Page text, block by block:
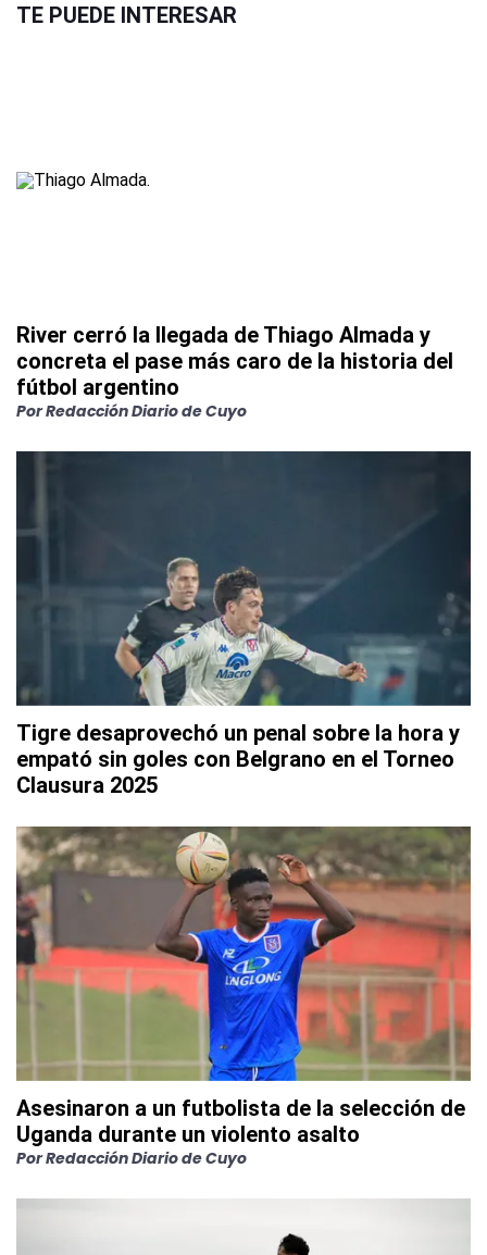
TE PUEDE INTERESAR
River cerró la llegada de Thiago Almada y
concreta el pase más caro de la historia del
fútbol argentino
PorRedacción Diario de Cuyo
Tigre desaprovechó un penal sobre la hora y
empató sin goles con Belgrano en el Torneo
Clausura 2025
Asesinaron a un futbolista de la selección de
Uganda durante un violento asalto
PorRedacción Diario de Cuyo